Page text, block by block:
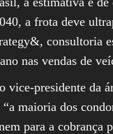
a frota deve
consultoria
nas vendas de
vice-presidente da
maioria dos
para a cobrança